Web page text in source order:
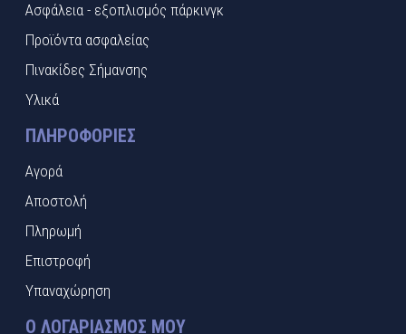
Ασφάλεια - εξοπλισμός πάρκινγκ
Προϊόντα ασφαλείας
Πινακίδες Σήμανσης
Υλικά
ΠΛΗΡΟΦΟΡΊΕΣ
Αγορά
Αποστολή
Πληρωμή
Επιστροφή
Υπαναχώρηση
Ο ΛΟΓΑΡΙΑΣΜΌΣ ΜΟΥ